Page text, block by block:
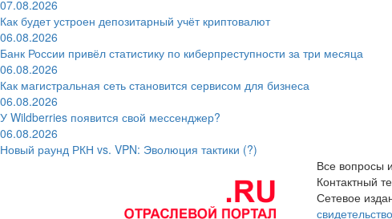
07.08.2026
Как будет устроен депозитарный учёт криптовалют
06.08.2026
Банк России привёл статистику по киберпреступности за три месяца
06.08.2026
Как магистральная сеть становится сервисом для бизнеса
06.08.2026
У Wildberries появится свой мессенджер?
06.08.2026
Новый раунд РКН vs. VPN: Эволюция тактики (?)
Все вопросы
Контактный
Сетевое